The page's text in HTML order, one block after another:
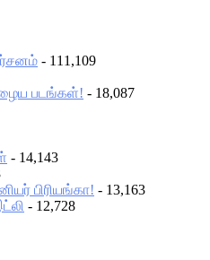
- 111,109
படங்கள்! - 18,087
- 14,143
பிரியங்கா! - 13,163
- 12,728